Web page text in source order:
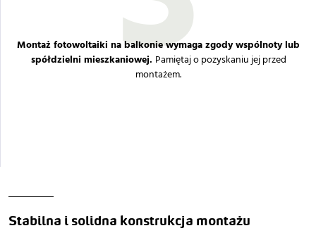
Montaż fotowoltaiki na balkonie wymaga zgody wspólnoty lub
spółdzielni mieszkaniowej. Pamiętaj o pozyskaniu jej przed
montażem.
Stabilna i solidna konstrukcja montażu